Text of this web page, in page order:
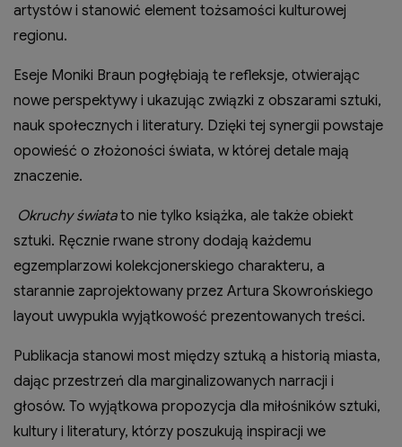
artystów i stanowić element tożsamości kulturowej
regionu.
Eseje Moniki Braun pogłębiają te refleksje, otwierając
nowe perspektywy i ukazując związki z obszarami sztuki,
nauk społecznych i literatury. Dzięki tej synergii powstaje
opowieść o złożoności świata, w której detale mają
znaczenie.
Okruchy światato nie tylko książka, ale także obiekt
sztuki. Ręcznie rwane strony dodają każdemu
egzemplarzowi kolekcjonerskiego charakteru, a
starannie zaprojektowany przez Artura Skowrońskiego
layout uwypukla wyjątkowość prezentowanych treści.
Publikacja stanowi most między sztuką a historią miasta,
dając przestrzeń dla marginalizowanych narracji i
głosów. To wyjątkowa propozycja dla miłośników sztuki,
kultury i literatury, którzy poszukują inspiracji we